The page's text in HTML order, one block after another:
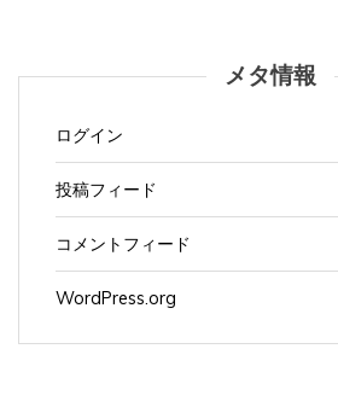
メタ情報
ログイン
投稿フィード
コメントフィード
WordPress.org